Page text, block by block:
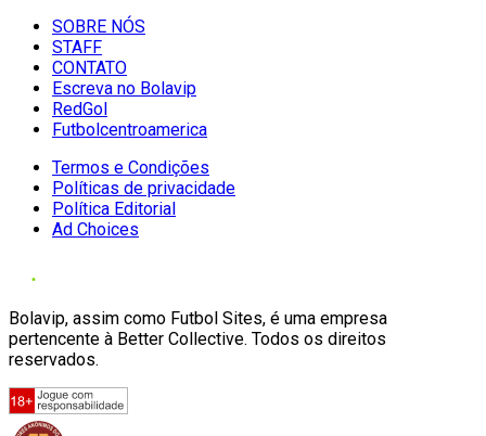
SOBRE NÓS
STAFF
CONTATO
Escreva no Bolavip
RedGol
Futbolcentroamerica
Termos e Condições
Políticas de privacidade
Política Editorial
Ad Choices
Bolavip, assim como Futbol Sites, é uma empresa
pertencente à Better Collective. Todos os direitos
reservados.